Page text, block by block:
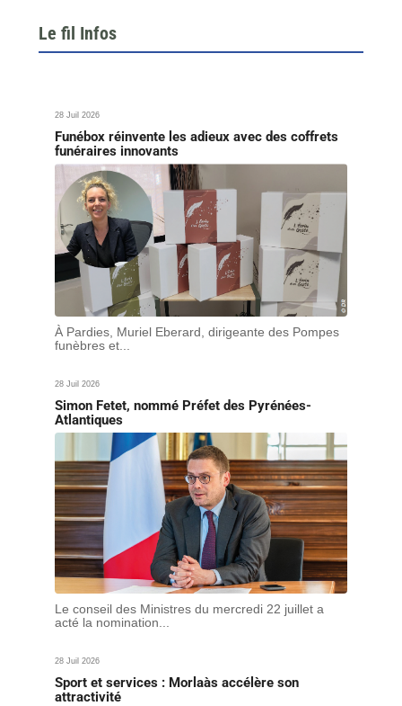
Le fil Infos
28 Juil 2026
Funébox réinvente les adieux avec des coffrets
funéraires innovants
À Pardies, Muriel Eberard, dirigeante des Pompes
funèbres et...
28 Juil 2026
Simon Fetet, nommé Préfet des Pyrénées-
Atlantiques
Le conseil des Ministres du mercredi 22 juillet a
acté la nomination...
28 Juil 2026
Sport et services : Morlaàs accélère son
attractivité